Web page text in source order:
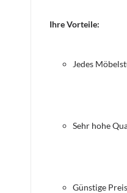
Ihre Vorteile:
Jedes
Sehr hohe
Günstige